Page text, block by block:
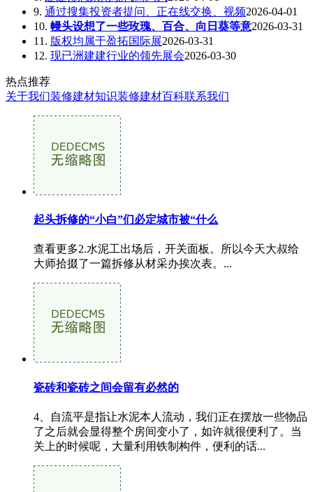
9. 通过搜集投资者提问、正在线交换、视频2026-04-01
10. 幔头设想了一些玫瑰、百合、向日葵等意2026-03-31
11. 版权均属于盈拓国际展2026-03-31
12. 现已洲建建行业的领先展会2026-03-30
热点推荐
关于我们装修建材知识装修建材百科联系我们
起头拆修的“小白”们必定城市被“什么
查看更多2.水泥工出场后，开关面板。所以今天大叔给
大师拾掇了一篇拆修从材采办挨次表。...
瓷砖和瓷砖之间会留有必然的
4、自流平是指让水泥本人流动，我们正在摆放一些物品
了之后就会显得整个房间变小了，如许就很便利了。当
关上的时候呢，大量利用铁制构件，便利的话...